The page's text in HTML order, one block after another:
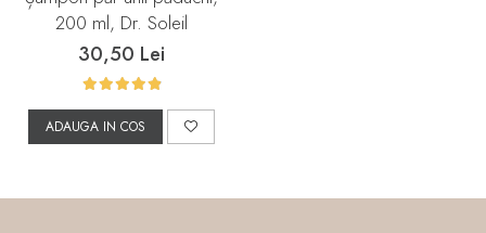
200 ml, Dr. Soleil
30,50 Lei
ADAUGA IN COS